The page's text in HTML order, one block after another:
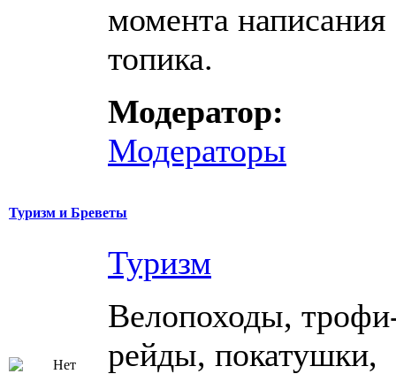
момента написания
топика.
Модератор:
Модераторы
Туризм и Бреветы
Туризм
Велопоходы,
рейды, покатушки,